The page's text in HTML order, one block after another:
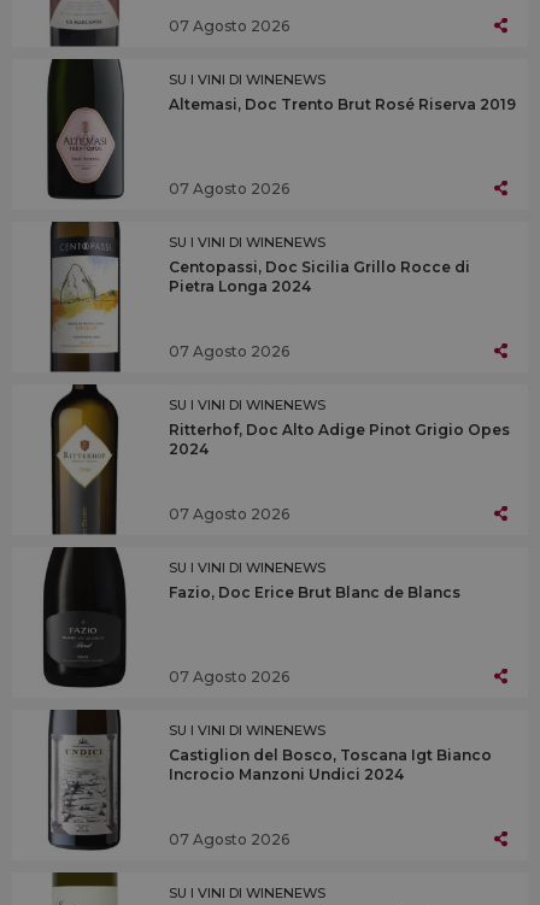
07 Agosto 2026
SU I VINI DI WINENEWS
Altemasi, Doc Trento Brut Rosé Riserva 2019
07 Agosto 2026
SU I VINI DI WINENEWS
Centopassi, Doc Sicilia Grillo Rocce di
Pietra Longa 2024
07 Agosto 2026
SU I VINI DI WINENEWS
Ritterhof, Doc Alto Adige Pinot Grigio Opes
2024
07 Agosto 2026
SU I VINI DI WINENEWS
Fazio, Doc Erice Brut Blanc de Blancs
07 Agosto 2026
SU I VINI DI WINENEWS
Castiglion del Bosco, Toscana Igt Bianco
Incrocio Manzoni Undici 2024
07 Agosto 2026
SU I VINI DI WINENEWS